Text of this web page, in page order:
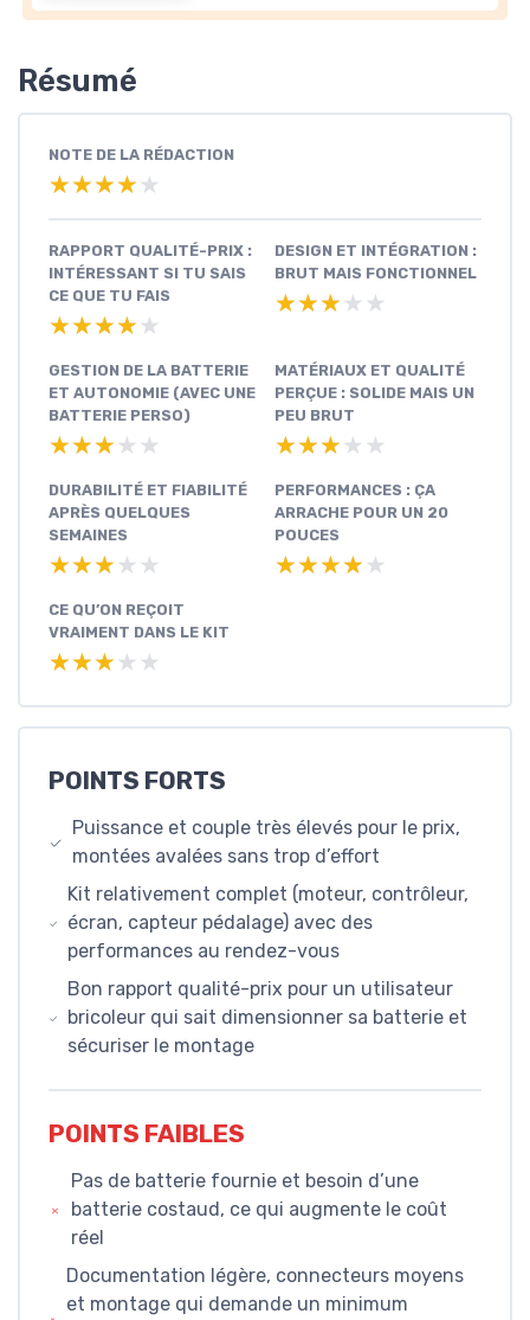
Résumé
NOTE DE LA RÉDACTION
★★★★★
★★★★★
RAPPORT QUALITÉ-PRIX :
INTÉRESSANT SI TU SAIS
CE QUE TU FAIS
★★★★★
★★★★★
DESIGN ET INTÉGRATION :
BRUT MAIS FONCTIONNEL
★★★★★
★★★★★
GESTION DE LA BATTERIE
ET AUTONOMIE (AVEC UNE
BATTERIE PERSO)
★★★★★
★★★★★
MATÉRIAUX ET QUALITÉ
PERÇUE : SOLIDE MAIS UN
PEU BRUT
★★★★★
★★★★★
DURABILITÉ ET FIABILITÉ
APRÈS QUELQUES
SEMAINES
★★★★★
★★★★★
PERFORMANCES : ÇA
ARRACHE POUR UN 20
POUCES
★★★★★
★★★★★
CE QU’ON REÇOIT
VRAIMENT DANS LE KIT
★★★★★
★★★★★
POINTS FORTS
Puissance et couple très élevés pour le prix,
montées avalées sans trop d’effort
Kit relativement complet (moteur, contrôleur,
écran, capteur pédalage) avec des
performances au rendez-vous
Bon rapport qualité-prix pour un utilisateur
bricoleur qui sait dimensionner sa batterie et
sécuriser le montage
POINTS FAIBLES
Pas de batterie fournie et besoin d’une
batterie costaud, ce qui augmente le coût
réel
Documentation légère, connecteurs moyens
et montage qui demande un minimum